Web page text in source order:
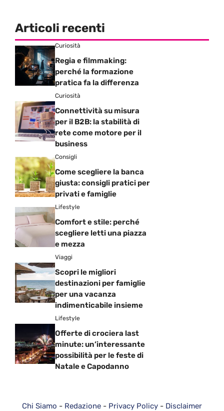
Articoli recenti
Curiosità
Regia e filmmaking:
perché la formazione
pratica fa la differenza
Curiosità
Connettività su misura
per il B2B: la stabilità di
rete come motore per il
business
Consigli
Come scegliere la banca
giusta: consigli pratici per
privati e famiglie
Lifestyle
Comfort e stile: perché
scegliere letti una piazza
e mezza
Viaggi
Scopri le migliori
destinazioni per famiglie
per una vacanza
indimenticabile insieme
Lifestyle
Offerte di crociera last
minute: un’interessante
possibilità per le feste di
Natale e Capodanno
Chi Siamo - Redazione - Privacy Policy - Disclaimer